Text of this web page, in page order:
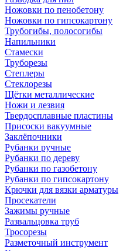
Ножовки по пенобетону
Ножовки по гипсокартону
Трубогибы, полосогибы
Напильники
Стамески
Труборезы
Степлеры
Стеклорезы
Щётки металлические
Ножи и лезвия
Твердосплавные пластины
Присоски вакуумные
Заклёпочники
Рубанки ручные
Рубанки по дереву
Рубанки по газобетону
Рубанки по гипсокартону
Крючки для вязки арматуры
Просекатели
Зажимы ручные
Развальцовка труб
Тросорезы
Разметочный инструмент